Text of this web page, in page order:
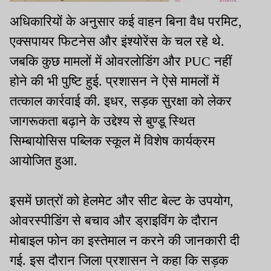
अधिकारियों के अनुसार कई वाहन बिना वैध परमिट,
एक्सपायर फिटनेस और इंश्योरेंस के चल रहे थे.
जबकि कुछ मामलों में ओवरलोडिंग और PUC नहीं
होने की भी पुष्टि हुई. प्रशासन ने ऐसे मामलों में
तत्काल कार्रवाई की. इधर, सड़क सुरक्षा को लेकर
जागरूकता बढ़ाने के उद्देश्य से बुण्डू स्थित
सिम्बायोसिस पब्लिक स्कूल में विशेष कार्यक्रम
आयोजित हुआ.
इसमें छात्रों को हेलमेट और सीट बेल्ट के उपयोग,
ओवरस्पीडिंग से बचाव और ड्राइविंग के दौरान
मोबाइल फोन का इस्तेमाल न करने की जानकारी दी
गई. इस दौरान जिला प्रशासन ने कहा कि सड़क